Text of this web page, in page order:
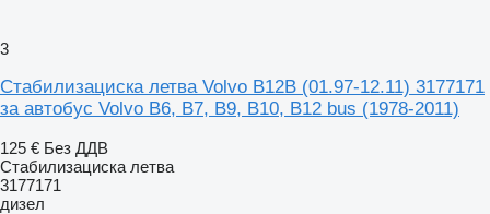
3
Стабилизациска летва Volvo B12B (01.97-12.11) 3177171
за автобус Volvo B6, B7, B9, B10, B12 bus (1978-2011)
125 € Без ДДВ
Стабилизациска летва
3177171
дизел